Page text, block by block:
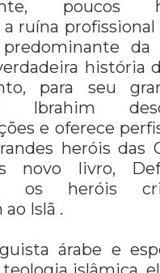
poucos
a ruína profissional
da
história
para seu
Ibrahim
e oferece
heróis das
novo livro,
os heróis
Islã .
árabe e